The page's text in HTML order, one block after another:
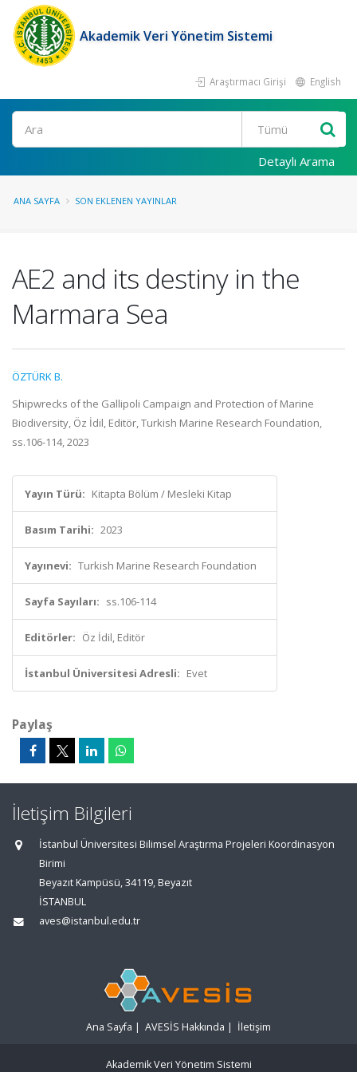
Akademik Veri Yönetim Sistemi
Araştırmacı Girişi English
Ara
Detaylı Arama
ANA SAYFA SON EKLENEN YAYINLAR
AE2 and its destiny in the
Marmara Sea
ÖZTÜRK B.
Shipwrecks of the Gallipoli Campaign and Protection of Marine
Biodiversity, Öz İdil, Editör, Turkish Marine Research Foundation,
ss.106-114, 2023
Yayın Türü: Kitapta Bölüm / Mesleki Kitap
Basım Tarihi: 2023
Yayınevi: Turkish Marine Research Foundation
Sayfa Sayıları: ss.106-114
Editörler: Öz İdil, Editör
İstanbul Üniversitesi Adresli: Evet
Paylaş
İletişim Bilgileri
İstanbul Üniversitesi Bilimsel Araştırma Projeleri Koordinasyon
Birimi
Beyazıt Kampüsü, 34119, Beyazıt
İSTANBUL
aves@istanbul.edu.tr
Ana Sayfa | AVESİS Hakkında | İletişim
Akademik Veri Yönetim Sistemi